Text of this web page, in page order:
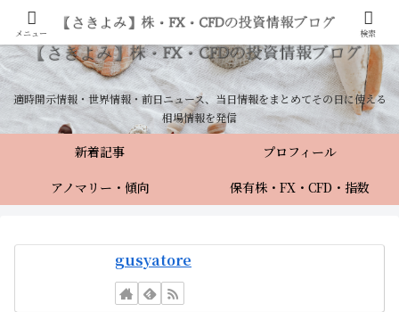
適時開示情報・世界情報・前日ニュース、当日情報をまとめてその日に使える
相場情報を発信
新着記事
プロフィール
アノマリー・傾向
保有株・FX・CFD・指数
gusyatore
メニュー 検索